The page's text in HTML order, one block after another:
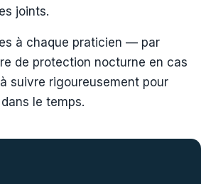
joints.
à chaque praticien — par
de protection nocturne en cas
suivre rigoureusement pour
le temps.